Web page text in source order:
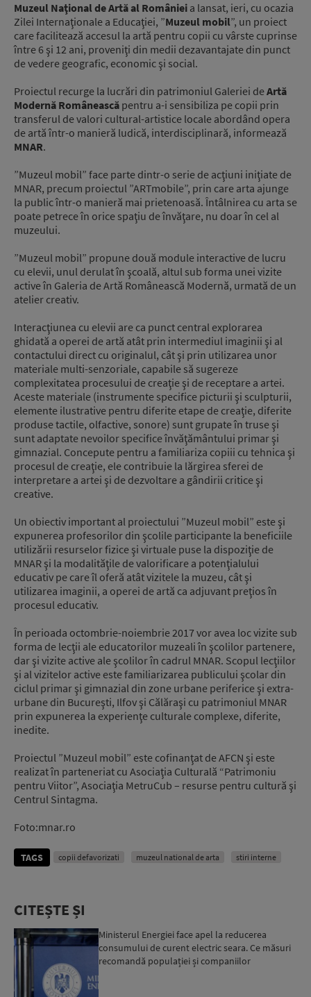
Muzeul Naţional de Artă al României a lansat, ieri, cu ocazia
Zilei Internaţionale a Educaţiei, ”Muzeul mobil”, un proiect
care facilitează accesul la artă pentru copii cu vârste cuprinse
între 6 şi 12 ani, proveniţi din medii dezavantajate din punct
de vedere geografic, economic şi social.
Proiectul recurge la lucrări din patrimoniul Galeriei deArtă
Modernă Românească pentru a-i sensibiliza pe copii prin
transferul de valori cultural-artistice locale abordând opera
de artă într-o manieră ludică, interdisciplinară, informează
MNAR.
”Muzeul mobil” face parte dintr-o serie de acţiuni iniţiate de
MNAR, precum proiectul ”ARTmobile”, prin care arta ajunge
la public într-o manieră mai prietenoasă. Întâlnirea cu arta se
poate petrece în orice spaţiu de învăţare, nu doar în cel al
muzeului.
”Muzeul mobil” propune două module interactive de lucru
cu elevii, unul derulat în şcoală, altul sub forma unei vizite
active în Galeria de Artă Românească Modernă, urmată de un
atelier creativ.
Interacţiunea cu elevii are ca punct central explorarea
ghidată a operei de artă atât prin intermediul imaginii şi al
contactului direct cu originalul, cât şi prin utilizarea unor
materiale multi-senzoriale, capabile să sugereze
complexitatea procesului de creaţie şi de receptare a artei.
Aceste materiale (instrumente specifice picturii şi sculpturii,
elemente ilustrative pentru diferite etape de creaţie, diferite
produse tactile, olfactive, sonore) sunt grupate în truse şi
sunt adaptate nevoilor specifice învăţământului primar şi
gimnazial. Concepute pentru a familiariza copiii cu tehnica şi
procesul de creaţie, ele contribuie la lărgirea sferei de
interpretare a artei şi de dezvoltare a gândirii critice şi
creative.
Un obiectiv important al proiectului ”Muzeul mobil” este şi
expunerea profesorilor din şcolile participante la beneficiile
utilizării resurselor fizice şi virtuale puse la dispoziţie de
MNAR şi la modalităţile de valorificare a potenţialului
educativ pe care îl oferă atât vizitele la muzeu, cât şi
utilizarea imaginii, a operei de artă ca adjuvant preţios în
procesul educativ.
În perioada octombrie-noiembrie 2017 vor avea loc vizite sub
forma de lecţii ale educatorilor muzeali în şcolilor partenere,
dar şi vizite active ale şcolilor în cadrul MNAR. Scopul lecţiilor
şi al vizitelor active este familiarizarea publicului şcolar din
ciclul primar şi gimnazial din zone urbane periferice şi extra-
urbane din Bucureşti, Ilfov şi Călăraşi cu patrimoniul MNAR
prin expunerea la experienţe culturale complexe, diferite,
inedite.
Proiectul ”Muzeul mobil” este cofinanţat de AFCN şi este
realizat în parteneriat cu Asociaţia Culturală “Patrimoniu
pentru Viitor”, Asociaţia MetruCub – resurse pentru cultură şi
Centrul Sintagma.
Foto:mnar.ro
TAGS copii defavorizati muzeul national de arta stiri interne
CITEȘTE ȘI
Ministerul Energiei face apel la reducerea
consumului de curent electric seara. Ce măsuri
recomandă populației și companiilor